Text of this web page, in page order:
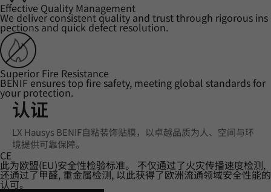
Effective Quality Management
We deliver consistent quality and trust through rigorous ins
pections and quick defect resolution.
Superior Fire Resistance
BENIF ensures top fire safety, meeting global standards for
your protection.
认证
LX Hausys BENIF自粘装饰贴膜，以卓越品质为人、空间与环
境提供可靠保障。
CE
此为欧盟(EU)安全性检验标准。 不仅通过了火灾传播速度检测,
还通过了甲醛, 重金属检测, 以此获得了欧洲流通领域安全性能的
认可。